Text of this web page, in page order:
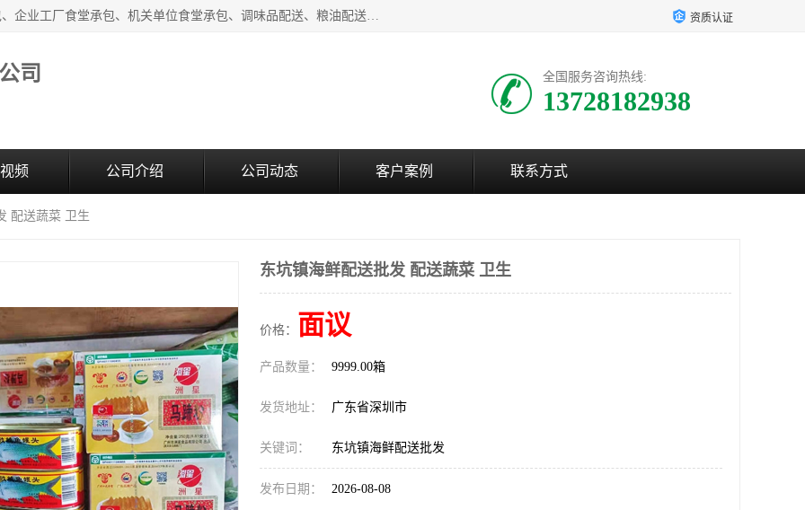
东莞市康隆膳食管理有限公司主要从事：蔬菜配送、食堂承包、企业工厂食堂承包、机关单位食堂承包、调味品配送、粮油配送、干货配送、副食配送、水果配送、海鲜配送等业务，东莞蔬菜配送电话，咨询在线客服。 资质认证
司 全国服务咨询热线:
13728182938
频 公司介绍 公司动态 客户案例 联系方式
配送蔬菜 卫生
东坑镇海鲜配送批发 配送蔬菜 卫生
价格： 面议
产品数量： 9999.00箱
发货地址： 广东省深圳市
关键词： 东坑镇海鲜配送批发
发布日期： 2026-08-08